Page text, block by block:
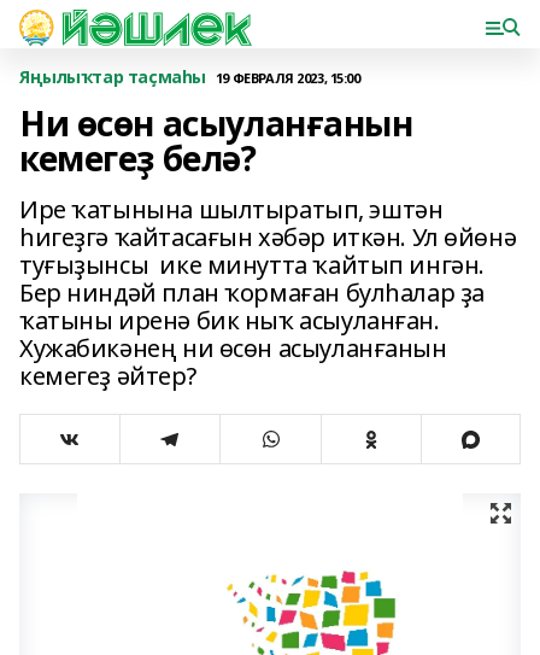
Яңылыҡтар таҫмаһы 19 ФЕВРАЛЯ 2023, 15:00
Ни өсөн асыуланғанын
кемегеҙ белә?
Ире ҡатынына шылтыратып, эштән
һигеҙгә ҡайтасағын хәбәр иткән. Ул өйөнә
туғыҙынсы ике минутта ҡайтып ингән.
Бер ниндәй план ҡормаған булһалар ҙа
ҡатыны иренә бик ныҡ асыуланған.
Хужабикәнең ни өсөн асыуланғанын
кемегеҙ әйтер?